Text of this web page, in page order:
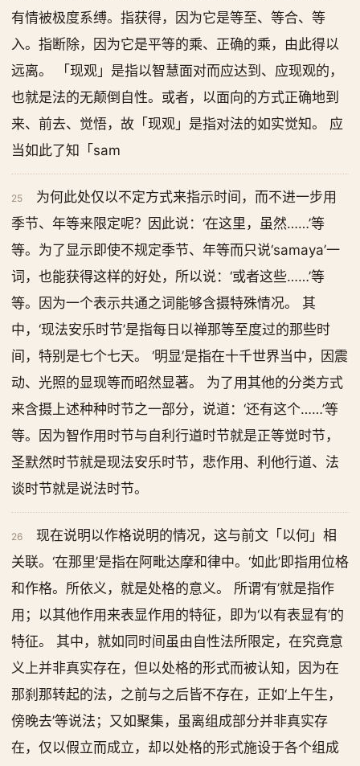
有情被极度系缚。指获得，因为它是等至、等合、等
入。指断除，因为它是平等的乘、正确的乘，由此得以
远离。 「现观」是指以智慧面对而应达到、应现观的，
也就是法的无颠倒自性。或者，以面向的方式正确地到
来、前去、觉悟，故「现观」是指对法的如实觉知。 应
当如此了知「sam
25
为何此处仅以不定方式来指示时间，而不进一步用
季节、年等来限定呢？因此说：‘在这里，虽然……’等
等。为了显示即使不规定季节、年等而只说‘samaya’一
词，也能获得这样的好处，所以说：‘或者这些……’等
等。因为一个表示共通之词能够含摄特殊情况。 其
中，‘现法安乐时节’是指每日以禅那等至度过的那些时
间，特别是七个七天。 ‘明显’是指在十千世界当中，因震
动、光照的显现等而昭然显著。 为了用其他的分类方式
来含摄上述种种时节之一部分，说道：‘还有这个……’等
等。因为智作用时节与自利行道时节就是正等觉时节，
圣默然时节就是现法安乐时节，悲作用、利他行道、法
谈时节就是说法时节。
26
现在说明以作格说明的情况，这与前文「以何」相
关联。‘在那里’是指在阿毗达摩和律中。‘如此’即指用位格
和作格。所依义，就是处格的意义。 所谓‘有’就是指作
用；以其他作用来表显作用的特征，即为‘以有表显有’的
特征。 其中，就如同时间虽由自性法所限定，在究竟意
义上并非真实存在，但以处格的形式而被认知，因为在
那刹那转起的法，之前与之后皆不存在，正如‘上午生，
傍晚去’等说法；又如聚集，虽离组成部分并非真实存
在，仅以假立而成立，却以处格的形式施设于各个组成